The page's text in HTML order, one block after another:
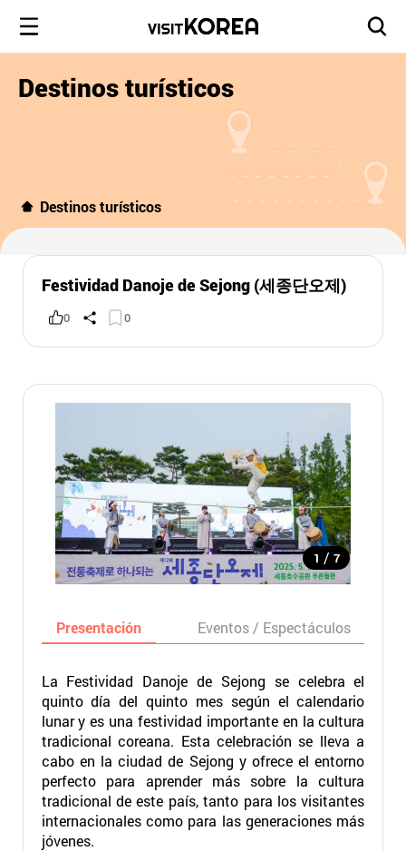
Destinos turísticos
Destinos turísticos
Festividad Danoje de Sejong (세종단오제)
0 0
1 / 7
Presentación Eventos / Espectáculos
La Festividad Danoje de Sejong se celebra el
quinto día del quinto mes según el calendario
lunar y es una festividad importante en la cultura
tradicional coreana. Esta celebración se lleva a
cabo en la ciudad de Sejong y ofrece el entorno
perfecto para aprender más sobre la cultura
tradicional de este país, tanto para los visitantes
internacionales como para las generaciones más
jóvenes.